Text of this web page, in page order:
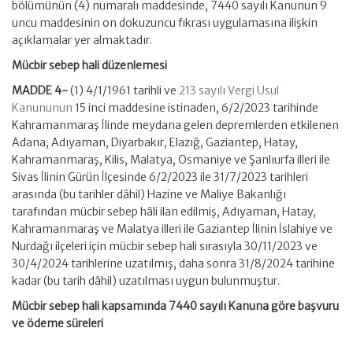
bölümünün (4) numaralı maddesinde, 7440 sayılı Kanunun 9
uncu maddesinin on dokuzuncu fıkrası uygulamasına ilişkin
açıklamalar yer almaktadır.
Mücbir sebep hali düzenlemesi
MADDE 4-(1) 4/1/1961 tarihli ve 213 sayılı Vergi Usul
Kanununun 15 inci maddesine istinaden, 6/2/2023 tarihinde
Kahramanmaraş İlinde meydana gelen depremlerden etkilenen
Adana, Adıyaman, Diyarbakır, Elazığ, Gaziantep, Hatay,
Kahramanmaraş, Kilis, Malatya, Osmaniye ve Şanlıurfa illeri ile
Sivas İlinin Gürün İlçesinde 6/2/2023 ile 31/7/2023 tarihleri
arasında (bu tarihler dâhil) Hazine ve Maliye Bakanlığı
tarafından mücbir sebep hâli ilan edilmiş, Adıyaman, Hatay,
Kahramanmaraş ve Malatya illeri ile Gaziantep İlinin İslahiye ve
Nurdağı ilçeleri için mücbir sebep hali sırasıyla 30/11/2023 ve
30/4/2024 tarihlerine uzatılmış, daha sonra 31/8/2024 tarihine
kadar (bu tarih dâhil) uzatılması uygun bulunmuştur.
Mücbir sebep hali kapsamında 7440 sayılı Kanuna göre başvuru
ve ödeme süreleri